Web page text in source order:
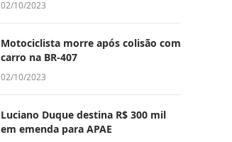
02/10/2023
Motociclista morre após colisão com
carro na BR-407
02/10/2023
Luciano Duque destina R$ 300 mil
em emenda para APAE